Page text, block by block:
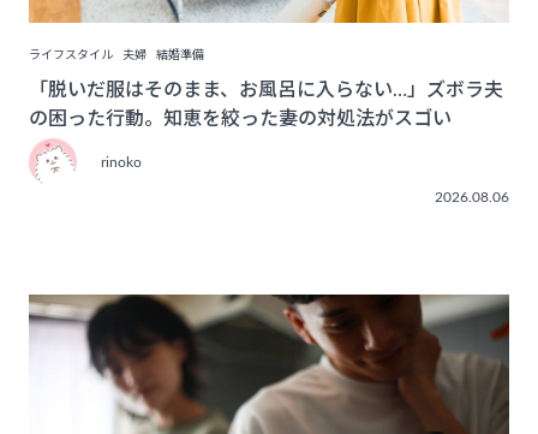
ライフスタイル 夫婦 結婚準備
「脱いだ服はそのまま、お風呂に入らない…」ズボラ夫
の困った行動。知恵を絞った妻の対処法がスゴい
rinoko
2026.08.06